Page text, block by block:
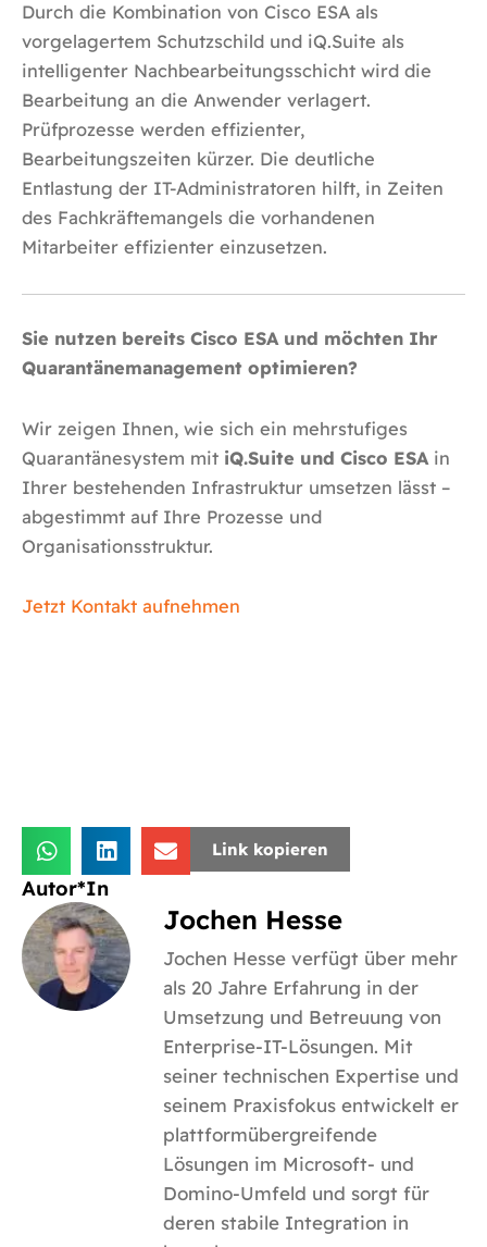
Durch die Kombination von Cisco ESA als
vorgelagertem Schutzschild und iQ.Suite als
intelligenter Nachbearbeitungsschicht wird die
Bearbeitung an die Anwender verlagert.
Prüfprozesse werden effizienter,
Bearbeitungszeiten kürzer. Die deutliche
Entlastung der IT-Administratoren hilft, in Zeiten
des Fachkräftemangels die vorhandenen
Mitarbeiter effizienter einzusetzen.
Sie nutzen bereits Cisco ESA und möchten Ihr
Quarantänemanagement optimieren?
Wir zeigen Ihnen, wie sich ein mehrstufiges
Quarantänesystem mit iQ.Suite und Cisco ESA in
Ihrer bestehenden Infrastruktur umsetzen lässt –
abgestimmt auf Ihre Prozesse und
Organisationsstruktur.
Jetzt Kontakt aufnehmen
Link kopieren
Autor*In
Jochen Hesse
Jochen Hesse verfügt über mehr
als 20 Jahre Erfahrung in der
Umsetzung und Betreuung von
Enterprise-IT-Lösungen. Mit
seiner technischen Expertise und
seinem Praxisfokus entwickelt er
plattformübergreifende
Lösungen im Microsoft- und
Domino-Umfeld und sorgt für
deren stabile Integration in